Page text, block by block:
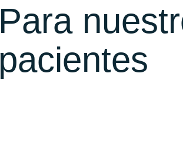
Para
pacientes